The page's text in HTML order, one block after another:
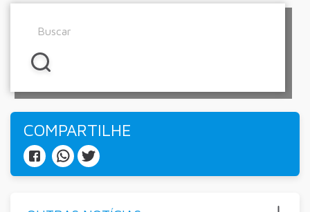
COMPARTILHE